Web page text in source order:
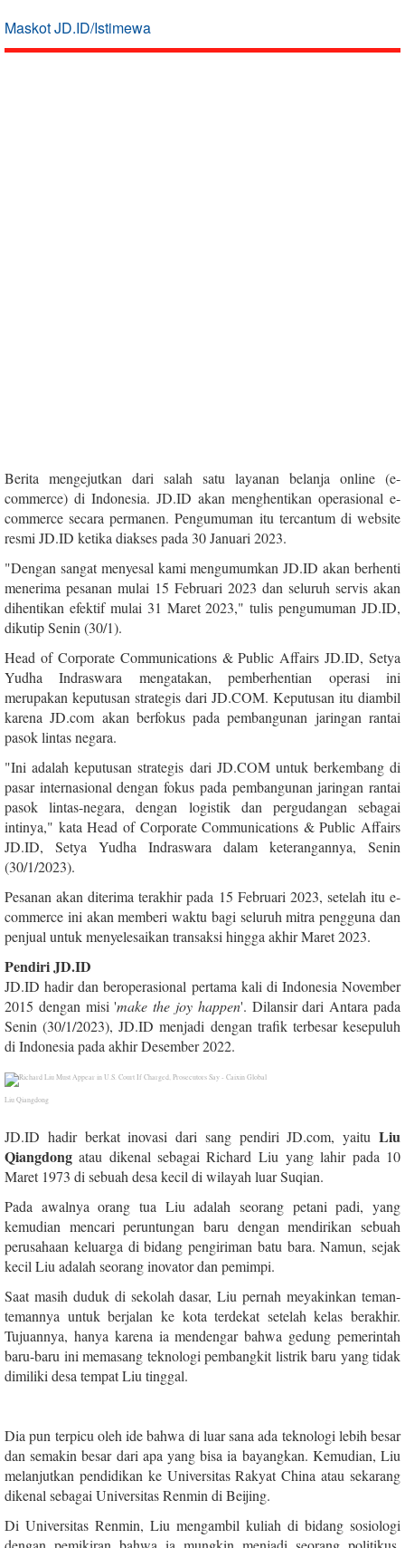
Maskot JD.ID/Istimewa
Berita mengejutkan dari salah satu layanan belanja online (e-
commerce) di Indonesia. JD.ID akan menghentikan operasional e-
commerce secara permanen. Pengumuman itu tercantum di website
resmi JD.ID ketika diakses pada 30 Januari 2023.
"Dengan sangat menyesal kami mengumumkan JD.ID akan berhenti
menerima pesanan mulai 15 Februari 2023 dan seluruh servis akan
dihentikan efektif mulai 31 Maret 2023," tulis pengumuman JD.ID,
dikutip Senin (30/1).
Head of Corporate Communications & Public Affairs JD.ID, Setya
Yudha Indraswara mengatakan, pemberhentian operasi ini
merupakan keputusan strategis dari JD.COM. Keputusan itu diambil
karena JD.com akan berfokus pada pembangunan jaringan rantai
pasok lintas negara.
"Ini adalah keputusan strategis dari JD.COM untuk berkembang di
pasar internasional dengan fokus pada pembangunan jaringan rantai
pasok lintas-negara, dengan logistik dan pergudangan sebagai
intinya," kata Head of Corporate Communications & Public Affairs
JD.ID, Setya Yudha Indraswara dalam keterangannya, Senin
(30/1/2023).
Pesanan akan diterima terakhir pada 15 Februari 2023, setelah itu e-
commerce ini akan memberi waktu bagi seluruh mitra pengguna dan
penjual untuk menyelesaikan transaksi hingga akhir Maret 2023.
Pendiri JD.ID
JD.ID hadir dan beroperasional pertama kali di Indonesia November
2015 dengan misi 'make the joy happen'. Dilansir dari Antara pada
Senin (30/1/2023), JD.ID menjadi dengan trafik terbesar kesepuluh
di Indonesia pada akhir Desember 2022.
Liu Qiangdong
JD.ID hadir berkat inovasi dari sang pendiri JD.com, yaitu Liu
Qiangdong atau dikenal sebagai Richard Liu yang lahir pada 10
Maret 1973 di sebuah desa kecil di wilayah luar Suqian.
Pada awalnya orang tua Liu adalah seorang petani padi, yang
kemudian mencari peruntungan baru dengan mendirikan sebuah
perusahaan keluarga di bidang pengiriman batu bara. Namun, sejak
kecil Liu adalah seorang inovator dan pemimpi.
Saat masih duduk di sekolah dasar, Liu pernah meyakinkan teman-
temannya untuk berjalan ke kota terdekat setelah kelas berakhir.
Tujuannya, hanya karena ia mendengar bahwa gedung pemerintah
baru-baru ini memasang teknologi pembangkit listrik baru yang tidak
dimiliki desa tempat Liu tinggal.
Dia pun terpicu oleh ide bahwa di luar sana ada teknologi lebih besar
dan semakin besar dari apa yang bisa ia bayangkan. Kemudian, Liu
melanjutkan pendidikan ke Universitas Rakyat China atau sekarang
dikenal sebagai Universitas Renmin di Beijing.
Di Universitas Renmin, Liu mengambil kuliah di bidang sosiologi